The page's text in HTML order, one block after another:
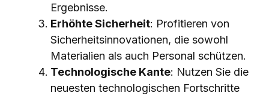
Ergebnisse.
Erhöhte Sicherheit: Profitieren von
Sicherheitsinnovationen, die sowohl
Materialien als auch Personal schützen.
Technologische Kante: Nutzen Sie die
neuesten technologischen Fortschritte